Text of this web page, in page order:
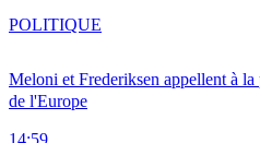
Meloni et Frederiksen appellent à
de l'Europe
POLITIQUE